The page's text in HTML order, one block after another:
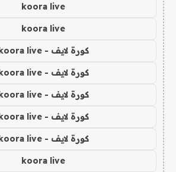
koora live
koora live
كورة لايف - koora live
كورة لايف - koora live
كورة لايف - koora live
كورة لايف - koora live
كورة لايف - koora live
koora live